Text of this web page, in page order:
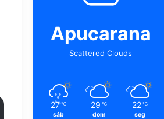
Apucarana
Scattered Clouds
27 ℃
sáb
29 ℃
dom
22 ℃
seg